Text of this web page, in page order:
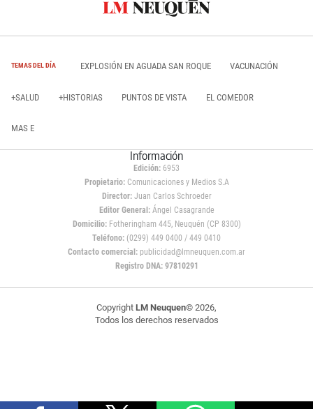
TEMAS DEL DÍA EXPLOSIÓN EN AGUADA SAN ROQUE VACUNACIÓN
+SALUD +HISTORIAS PUNTOS DE VISTA EL COMEDOR
MAS E
Información
Edición: 6953
Propietario:Comunicaciones y Medios S.A
Director: Juan Carlos Schroeder
Editor General:Ángel Casagrande
Domicilio:Fotheringham 445, Neuquén (CP 8300)
Teléfono: (0299) 449 0400 / 449 0410
Contacto comercial: publicidad@lmneuquen.com.ar
Registro DNA: 97810291
Copyright LM Neuquen© 2026,
Todos los derechos reservados